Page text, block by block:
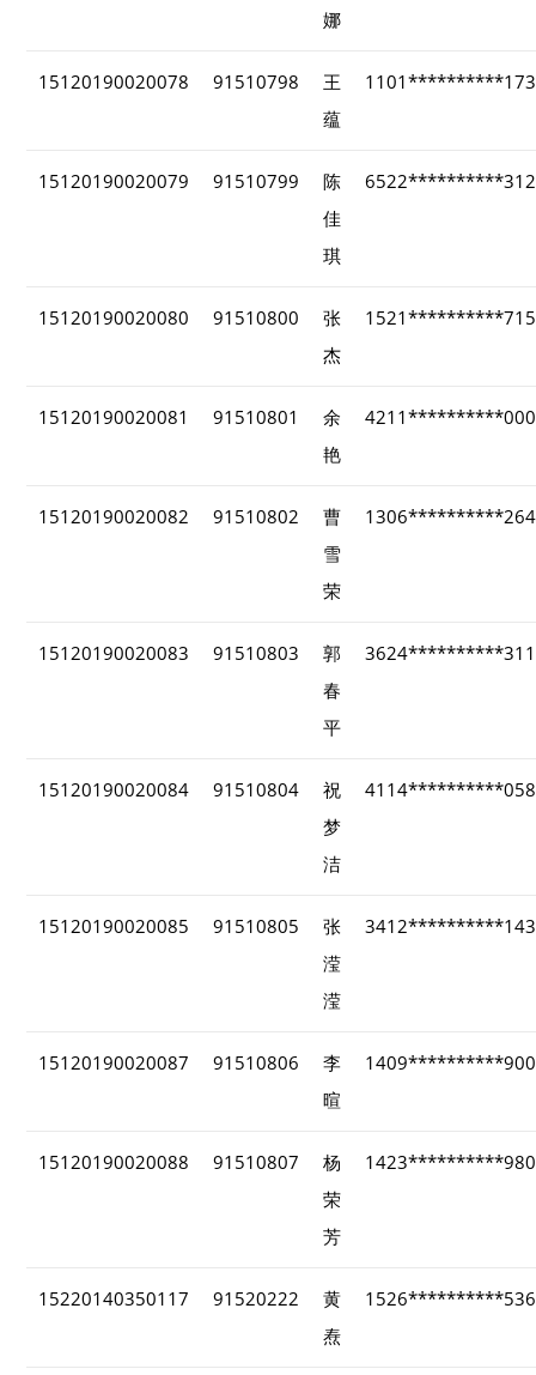
娜
15120190020078 91510798
王
蕴
15120190020079 91510799
陈
佳
琪
15120190020080 91510800
张
杰
15120190020081 91510801
余
艳
15120190020082 91510802
曹
雪
荣
15120190020083 91510803
郭
春
平
15120190020084 91510804
祝
梦
洁
15120190020085 91510805
张
滢
滢
15120190020087 91510806
李
暄
15120190020088 91510807
杨
荣
芳
15220140350117 91520222
黄
焘